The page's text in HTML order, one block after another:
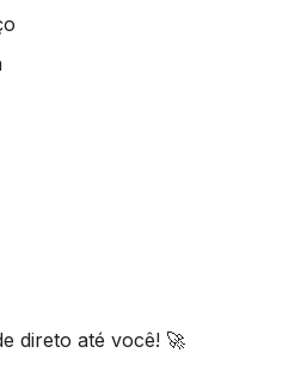
direto até você! 🚀